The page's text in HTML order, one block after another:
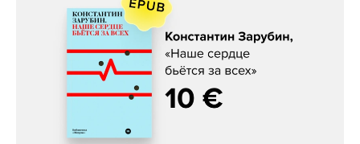
Константин Зарубин, «Наше сердце